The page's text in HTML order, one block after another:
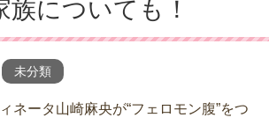
族についても！
未分類
ネータ山崎麻央が“フェロモン腹”をつ